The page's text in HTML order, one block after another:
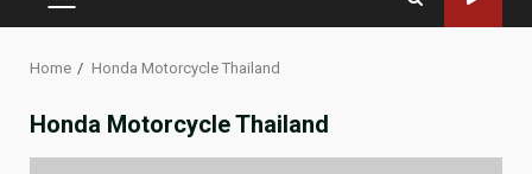
PRIMARY
Home Honda Motorcycle Thailand
Honda Motorcycle Thailand